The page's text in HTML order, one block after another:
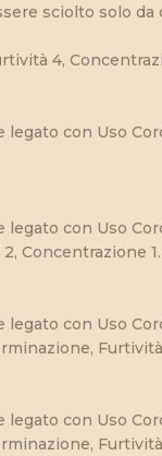
sciolto solo da
4,
con Uso
con Uso
Concentrazione 1.
con Uso
con Uso